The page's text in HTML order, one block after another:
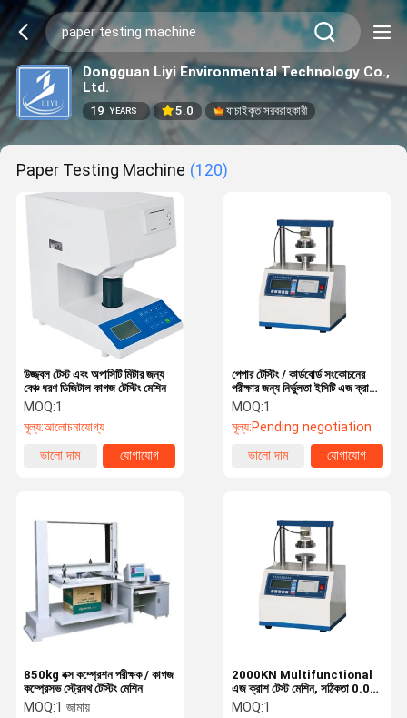
Dongguan Liyi Environmental Technology Co.,
Ltd.
19 YEARS 5.0 যাচাইকৃত সরবরাহকারী
Paper Testing Machine (120)
উজ্জ্বল টেস্ট এবং অপাসিটি মিটার জন্য
বেঞ্চ ধরণ ডিজিটাল কাগজ টেস্টিং মেশিন
MOQ:1
মূল্য:আলোচনাযোগ্য
ভালো দাম
যোগাযোগ
পেপার টেস্টিং / কার্ডবোর্ড সংকোচনের
পরীক্ষার জন্য নির্ভুলতা ইসিটি এজ ক্রাশ
পরীক্ষক
MOQ:1
মূল্য:Pending negotiation
ভালো দাম
যোগাযোগ
850kg বক্স কম্প্রেশন পরীক্ষক / কাগজ
কম্প্রেসভ স্ট্রেনথ টেস্টিং মেশিন
MOQ:1 জামায়
2000KN Multifunctional
এজ ক্রাশ টেস্ট মেশিন, সঠিকতা 0.01
সঙ্গে এজ ক্রাশ প্রতিরোধ পরীক্ষক
MOQ:1